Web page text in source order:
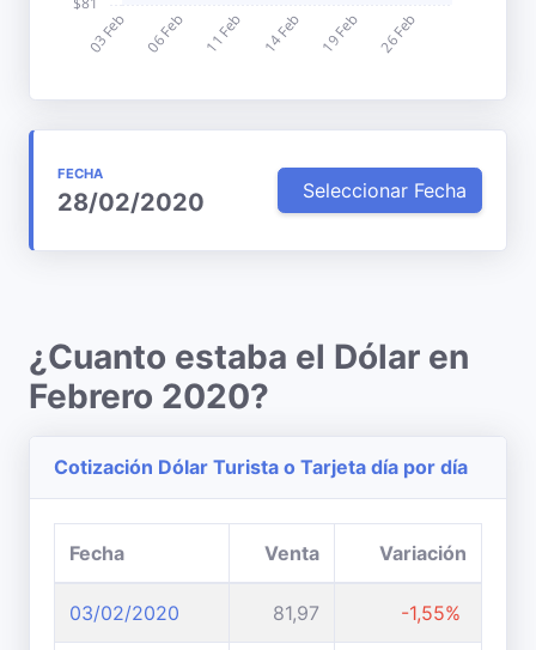
FECHA
28/02/2020 Seleccionar Fecha
¿Cuanto estaba el Dólar en
Febrero 2020?
Cotización Dólar Turista o Tarjeta día por día
Fecha Venta Variación
03/02/2020 81,97 -1,55%